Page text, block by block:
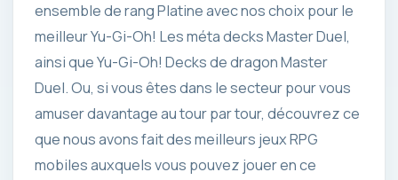
ensemble de rang Platine avec nos choix pour le
meilleur Yu-Gi-Oh! Les méta decks Master Duel,
ainsi que Yu-Gi-Oh! Decks de dragon Master
Duel. Ou, si vous êtes dans le secteur pour vous
amuser davantage au tour par tour, découvrez ce
que nous avons fait des meilleurs jeux RPG
mobiles auxquels vous pouvez jouer en ce